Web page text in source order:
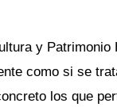
y
como si se
los que